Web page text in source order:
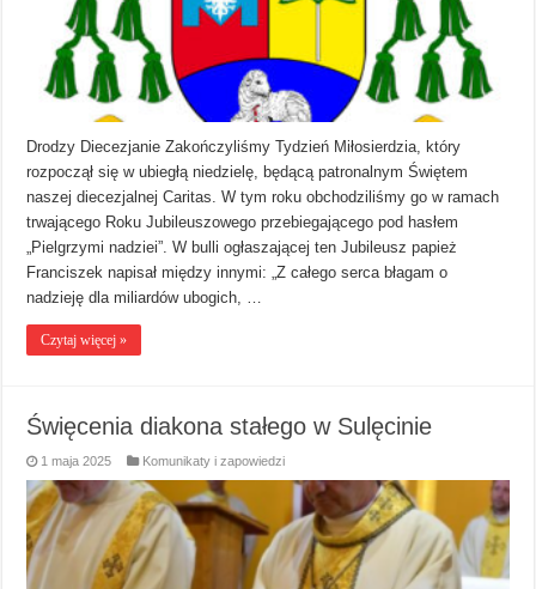
Drodzy Diecezjanie Zakończyliśmy Tydzień Miłosierdzia, który
rozpoczął się w ubiegłą niedzielę, będącą patronalnym Świętem
naszej diecezjalnej Caritas. W tym roku obchodziliśmy go w ramach
trwającego Roku Jubileuszowego przebiegającego pod hasłem
„Pielgrzymi nadziei”. W bulli ogłaszającej ten Jubileusz papież
Franciszek napisał między innymi: „Z całego serca błagam o
nadzieję dla miliardów ubogich, …
Czytaj więcej »
Święcenia diakona stałego w Sulęcinie
1 maja 2025 Komunikaty i zapowiedzi